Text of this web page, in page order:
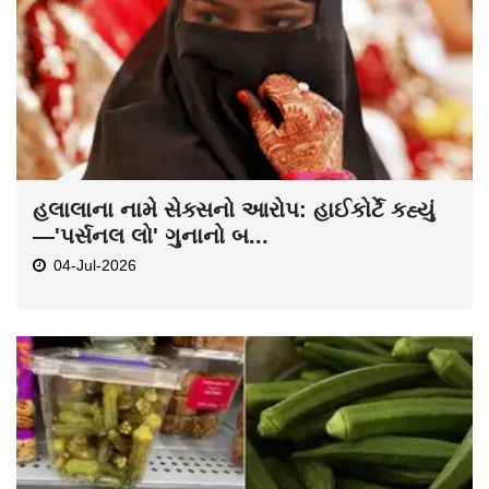
હલાલાના નામે સેક્સનો આરોપ: હાઈકોર્ટે કહ્યું
—'પર્સનલ લો' ગુનાનો બ...
04-Jul-2026